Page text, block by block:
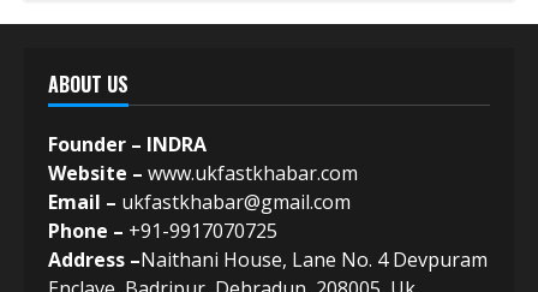
ABOUT US
Founder – INDRA
Website – www.ukfastkhabar.com
Email – ukfastkhabar@gmail.com
Phone – +91-9917070725
Address –Naithani House, Lane No. 4 Devpuram